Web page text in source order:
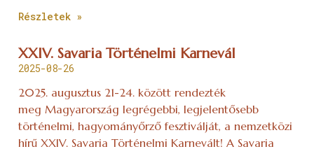
Részletek »
XXIV. Savaria Történelmi Karnevál
2025-08-26
2025. augusztus 21-24. között rendezték
meg Magyarország legrégebbi, legjelentősebb
történelmi, hagyományőrző fesztiválját, a nemzetközi
hírű XXIV. Savaria Történelmi Karnevált! A Savaria